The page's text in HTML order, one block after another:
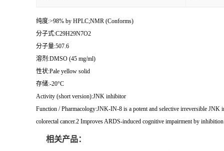
纯度:>98% by HPLC;NMR (Conforms)
分子式:C29H29N7O2
分子量:507.6
溶剂:DMSO (45 mg/ml)
性状:Pale yellow solid
存储:-20°C
Activity (short version):JNK inhibitor
Function / Pharmacology:JNK-IN-8 is a potent and selective irreversible
colorectal cancer.2 Improves ARDS-induced cognitive impairment by
相关产品：